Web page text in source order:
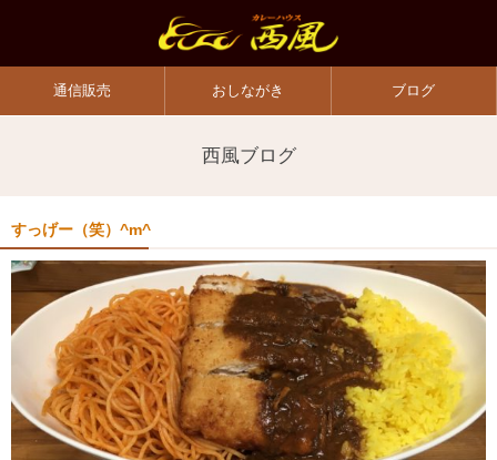
通信販売 おしながき ブログ
西風ブログ
すっげー（笑）^m^